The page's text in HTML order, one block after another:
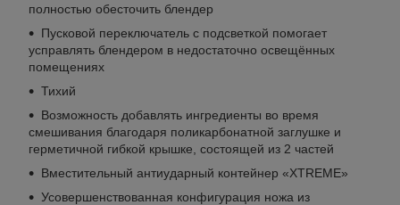
полностью обесточить блендер
Пусковой переключатель с подсветкой помогает
усправлять блендером в недостаточно освещённых
помещениях
Тихий
Возможность добавлять ингредиенты во время
смешивания благодаря поликарбонатной заглушке и
герметичной гибкой крышке, состоящей из 2 частей
Вместительный антиударный контейнер «XTREME»
Усовершенствованная конфигурация ножа из